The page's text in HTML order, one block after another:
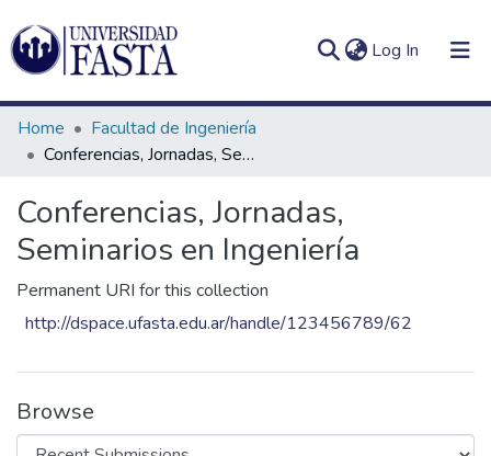
Log In (current)
Communities
&
All of DSpace
Statistics
Log
In(current)
Home
Facultad de Ingeniería
Conferencias, Jornadas, Seminarios en Ingeniería
Conferencias, Jornadas,
Seminarios en Ingeniería
Permanent URI for this collection
http://dspace.ufasta.edu.ar/handle/123456789/62
Browse